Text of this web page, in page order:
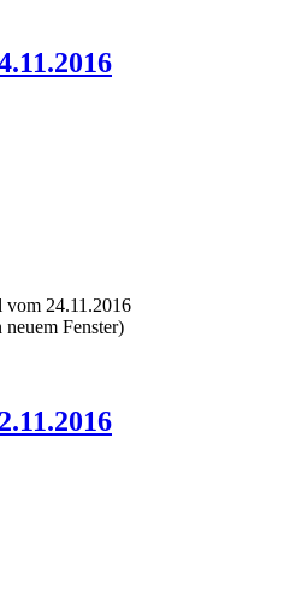
24.11.2016
Fenster)